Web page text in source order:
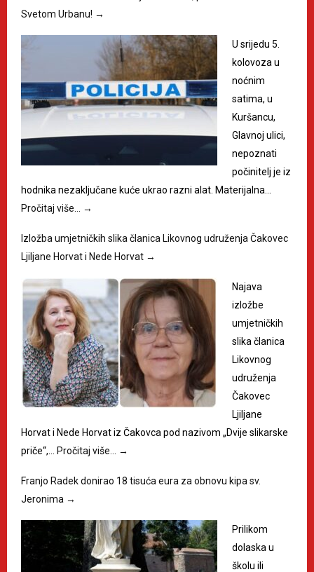
Svetom Urbanu! →
U srijedu 5.
kolovoza u
noćnim
satima, u
Kuršancu,
Glavnoj ulici,
nepoznati
počinitelj je iz
hodnika nezaključane kuće ukrao razni alat. Materijalna…
Pročitaj više…
→
Izložba umjetničkih slika članica Likovnog udruženja Čakovec
Ljiljane Horvat i Nede Horvat →
Najava
izložbe
umjetničkih
slika članica
Likovnog
udruženja
Čakovec
Ljiljane
Horvat i Nede Horvat iz Čakovca pod nazivom „Dvije slikarske
priče“,…
Pročitaj više… →
Franjo Radek donirao 18 tisuća eura za obnovu kipa sv.
Jeronima →
Prilikom
dolaska u
školu ili